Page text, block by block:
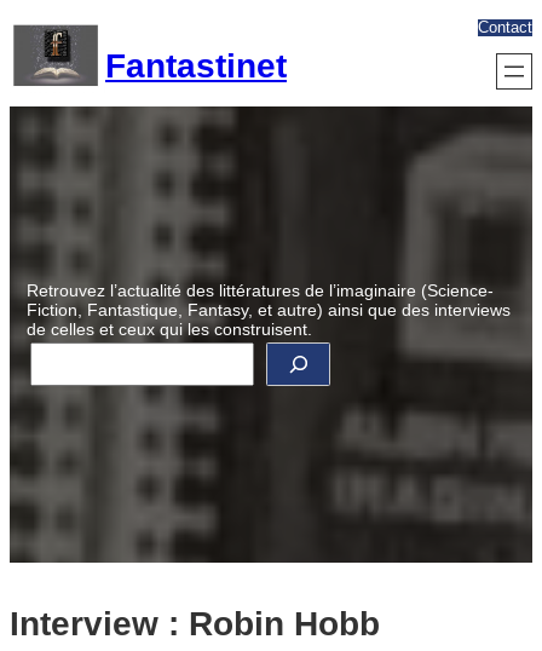
contenu
Fantastinet
Contact
Retrouvez l’actualité des littératures de l’imaginaire (Science-
Fiction, Fantastique, Fantasy, et autre) ainsi que des interviews
de celles et ceux qui les construisent.
R
c
h
e
Interview : Robin Hobb